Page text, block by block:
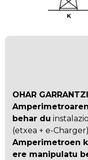
OHAR
Amperimetroaren
behar du
(etxea + e-
Amperimetroen
ere manipulatu